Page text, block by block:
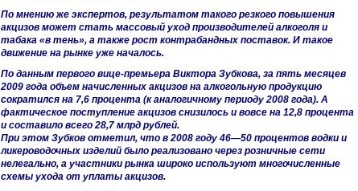
По мнению же экспертов, результатом такого резкого повышения
акцизов может стать массовый уход производителей алкоголя и
табака «в тень», а также рост контрабандных поставок. И такое
движение на рынке уже началось.
По данным первого вице-премьера Виктора Зубкова, за пять месяцев
2009 года объем начисленных акцизов на алкогольную продукцию
сократился на 7,6 процента (к аналогичному периоду 2008 года). А
фактическое поступление акцизов снизилось и вовсе на 12,8 процента
и составило всего 28,7 млрд рублей.
При этом Зубков отметил, что в 2008 году 46—50 процентов водки и
ликероводочных изделий было реализовано через розничные сети
нелегально, а участники рынка широко используют многочисленные
схемы ухода от уплаты акцизов.